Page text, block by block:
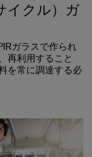
イクル）ガ
ガラスで作られ
再利用すること
を常に調達する必